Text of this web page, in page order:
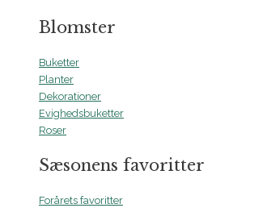
Blomster
Buketter
Planter
Dekorationer
Evighedsbuketter
Roser
Sæsonens favoritter
Forårets favoritter